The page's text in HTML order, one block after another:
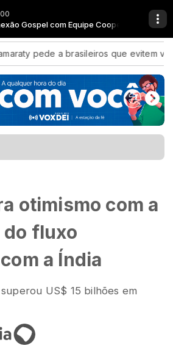
Gospel com Equipe Cooperadora
gospel - Parte 1
pede a brasileiros que evitem viagens
otimismo com a
do fluxo
a Índia
US$ 15 bilhões em